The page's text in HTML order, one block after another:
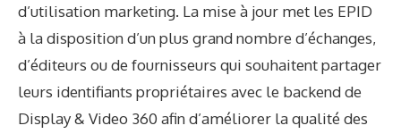
d’utilisation marketing. La mise à jour met les EPID
à la disposition d’un plus grand nombre d’échanges,
d’éditeurs ou de fournisseurs qui souhaitent partager
leurs identifiants propriétaires avec le backend de
Display & Video 360 afin d’améliorer la qualité des